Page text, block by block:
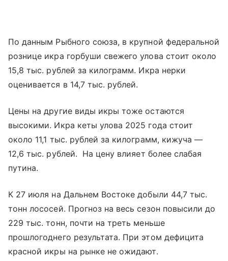
По данным Рыбного союза, в крупной федеральной
рознице икра горбуши свежего улова стоит около
15,8 тыс. рублей за килограмм. Икра нерки
оценивается в 14,7 тыс. рублей.
Цены на другие виды икры тоже остаются
высокими. Икра кеты улова 2025 года стоит
около 11,1 тыс. рублей за килограмм, кижуча —
12,6 тыс. рублей. На цену влияет более слабая
путина.
К 27 июля на Дальнем Востоке добыли 44,7 тыс.
тонн лососей. Прогноз на весь сезон повысили до
229 тыс. тонн, почти на треть меньше
прошлогоднего результата. При этом дефицита
красной икры на рынке не ожидают.